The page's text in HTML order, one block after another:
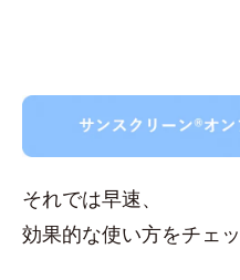
それでは早速、
効果的な使い方をチェ